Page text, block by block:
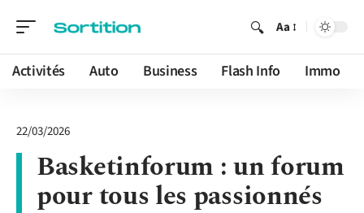
Aa
Activités Auto Business Flash Info Immo
22/03/2026
Basketinforum : un forum
pour tous les passionnés